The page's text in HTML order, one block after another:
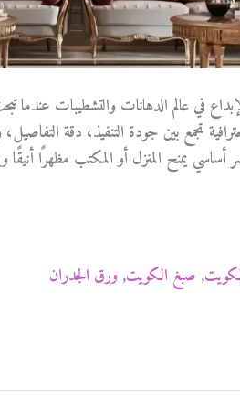
في عالم الدهانات والتشطيبات
تجمع بين جودة التنفيذ، دقة التفاصيل،
يمنح المنزل أو المكتب مظهرًا
, صبغ الكويت,ورق الجدران